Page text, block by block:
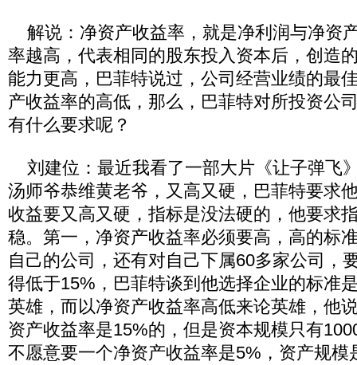
解说：净资产收益率，就是净利润与净资
率越高，代表相同的股东投入资本后，创造
能力更高，巴菲特说过，公司经营业绩的最
产收益率的高低，那么，巴菲特对所投资公
有什么要求呢？
刘建位：最近我看了一部大片《让子弹飞
汤师爷恭维黄老爷，又高又硬，巴菲特要求
收益要又高又硬，指标是没法硬的，他要求
稳。第一，净资产收益率必须要高，高的标
自己的公司，还有对自己下属60多家公司，
得低于15%，巴菲特谈到他选择企业的标准
英雄，而以净资产收益率高低来论英雄，他
资产收益率是15%的，但是资本规模只有
不愿意要一个净资产收益率是5%，资产规模